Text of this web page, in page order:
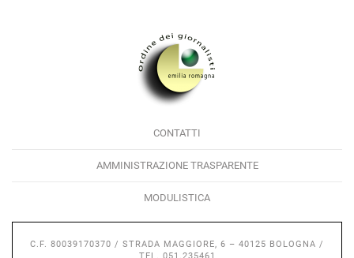
CONTATTI
AMMINISTRAZIONE TRASPARENTE
MODULISTICA
C.F. 80039170370 / STRADA MAGGIORE, 6 – 40125 BOLOGNA /